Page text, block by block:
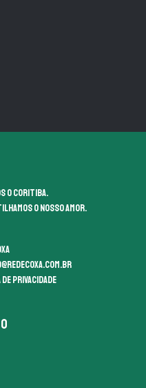
o coritiba.
o nosso amor.
Privacidade